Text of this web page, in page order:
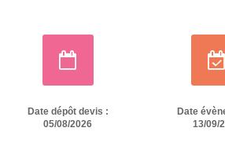
Date dépôt devis :
05/08/2026
Date
13/09/